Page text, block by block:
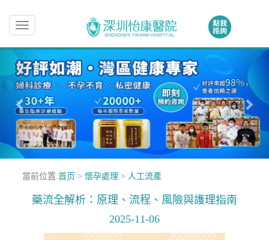
Toggle
navigation
當前位置:首页 > 懷孕處理 > 人工流產
藥流全解析：原理、流程、風險與護理指南
2025-11-06